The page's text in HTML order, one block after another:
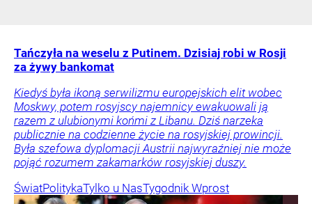
Tańczyła na weselu z Putinem. Dzisiaj robi w Rosji
za żywy bankomat
Kiedyś była ikoną serwilizmu europejskich elit wobec
Moskwy, potem rosyjscy najemnicy ewakuowali ją
razem z ulubionymi końmi z Libanu. Dziś narzeka
publicznie na codzienne życie na rosyjskiej prowincji.
Była szefowa dyplomacji Austrii najwyraźniej nie może
pojąć rozumem zakamarków rosyjskiej duszy.
ŚwiatPolitykaTylko u NasTygodnik Wprost